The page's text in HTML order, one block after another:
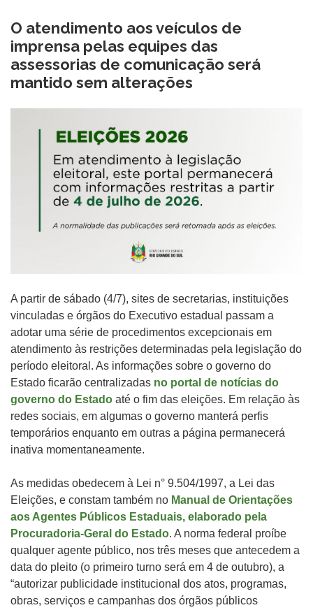
O atendimento aos veículos de
imprensa pelas equipes das
assessorias de comunicação será
mantido sem alterações
A partir de sábado (4/7), sites de secretarias, instituições
vinculadas e órgãos do Executivo estadual passam a
adotar uma série de procedimentos excepcionais em
atendimento às restrições determinadas pela legislação do
período eleitoral. As informações sobre o governo do
Estado ficarão centralizadas no portal de notícias do
governo do Estado até o fim das eleições. Em relação às
redes sociais, em algumas o governo manterá perfis
temporários enquanto em outras a página permanecerá
inativa momentaneamente.
As medidas obedecem à Lei n° 9.504/1997, a Lei das
Eleições, e constam também no Manual de Orientações
aos Agentes Públicos Estaduais, elaborado pela
Procuradoria-Geral do Estado. A norma federal proíbe
qualquer agente público, nos três meses que antecedem a
data do pleito (o primeiro turno será em 4 de outubro), a
“autorizar publicidade institucional dos atos, programas,
obras, serviços e campanhas dos órgãos públicos